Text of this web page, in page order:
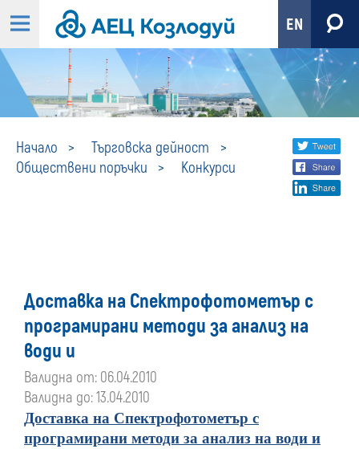
EN
Начало
Търговска дейност
Обществени поръчки
Конкурси
Конкурси
Share
social
Доставка на Спектрофотометър с
програмирани методи за анализ на
води и
Валидна от: 06.04.2010
Валидна до: 13.04.2010
Доставка на Спектрофотометър с
програмирани методи за анализ на води и